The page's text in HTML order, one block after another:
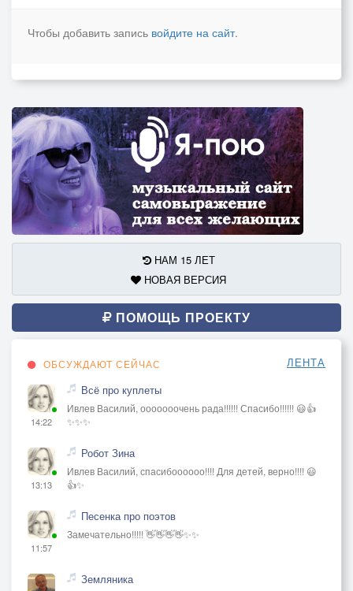
Чтобы добавить запись войдите на сайт.
НАМ 15 ЛЕТ
НОВАЯ ВЕРСИЯ
ПОМОЩЬ ПРОЕКТУ
ОБСУЖДАЮТ СЕЙЧАС ЛЕНТА
14:22
Всё про куплеты
Ивлев Василий, ооооооочень рада!!!!!! Спасибо!!!!!! 😃👍
✨✨✨
13:13
Робот Зина
Ивлев Василий, спасибоооооо!!!! Для детей, верно!!!! 😃
👍✨
11:57
Песенка про поэтов
Замечательно!!!!! 👋👋👋👋✨✨
Земляника